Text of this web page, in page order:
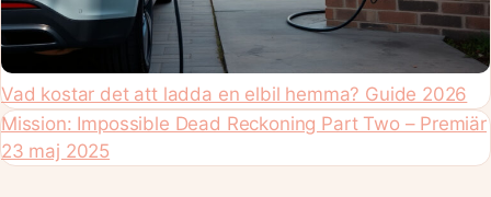
Vad kostar det att ladda en elbil hemma? Guide 2026
Mission: Impossible Dead Reckoning Part Two – Premiär
23 maj 2025